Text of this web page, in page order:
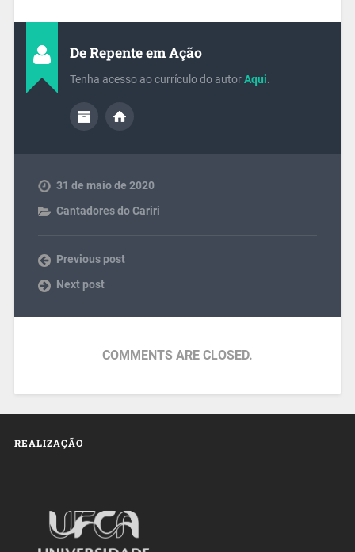
De Repente em Ação
Tenha acesso ao currículo do autorAqui.
31 de maio de 2020
Cantadores do Cariri
Previous post
Next post
COMMENTS ARE CLOSED.
REALIZAÇÃO